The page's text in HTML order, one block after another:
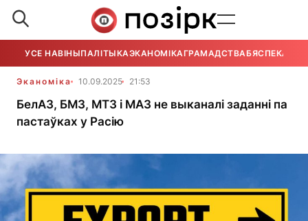
УСЕ НАВІНЫПАЛІТЫКАЭКАНОМІКАГРАМАДСТВАБЯСПЕКА
Эканоміка 10.09.2025 21:53
БелАЗ, БМЗ, МТЗ і МАЗ не выканалі заданні па
пастаўках у Расію